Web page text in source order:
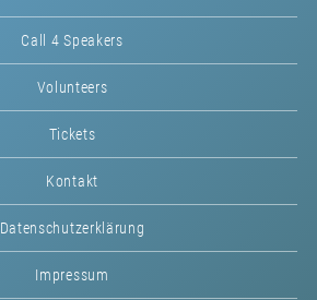
Call 4 Speakers
Volunteers
Tickets
Kontakt
Datenschutzerklärung
Impressum